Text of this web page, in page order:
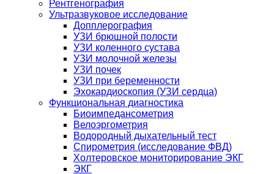
Рентгенография
Ультразвуковое исследование
Допплерография
УЗИ брюшной полости
УЗИ коленного сустава
УЗИ молочной железы
УЗИ почек
УЗИ при беременности
Эхокардиоскопия (УЗИ сердца)
Функциональная диагностика
Биоимпедансометрия
Велоэргометрия
Водородный дыхательный тест
Спирометрия (исследование ФВД)
Холтеровское мониторирование ЭКГ
ЭКГ